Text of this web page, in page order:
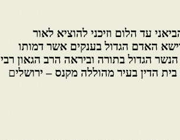
עד הלום וזיכני להוציא לאור
האדם הגדול בענקים אשר דמותו
הנשר הגדול בתורה וביראה הרב הגאון רבי
הדין בעיר מהוללה מקנס – ירושלים